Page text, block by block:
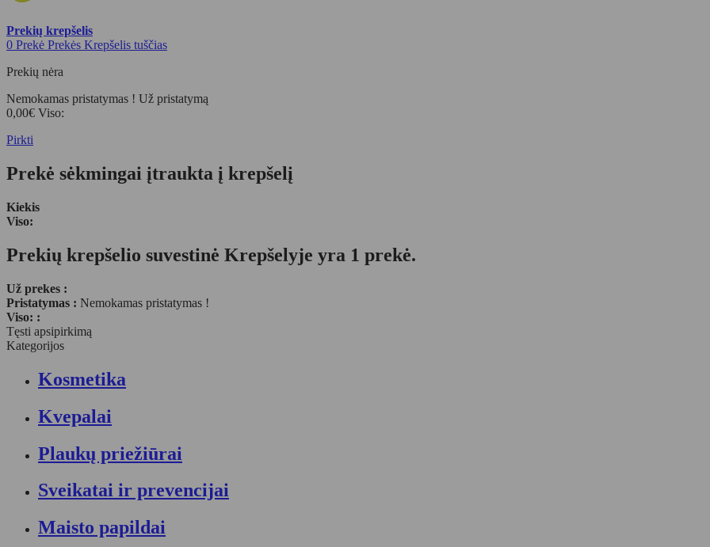
Prekių krepšelis
0 Prekė Prekės Krepšelis tuščias
Prekių nėra
Nemokamas pristatymas ! Už pristatymą
0,00€ Viso:
Pirkti
Prekė sėkmingai įtraukta į krepšelį
Kiekis
Viso:
Prekių krepšelio suvestinė Krepšelyje yra 1 prekė.
Už prekes :
Pristatymas : Nemokamas pristatymas !
Viso: :
Tęsti apsipirkimą
Kategorijos
Kosmetika
Kvepalai
Plaukų priežiūrai
Sveikatai ir prevencijai
Maisto papildai